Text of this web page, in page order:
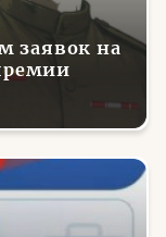
заявок на